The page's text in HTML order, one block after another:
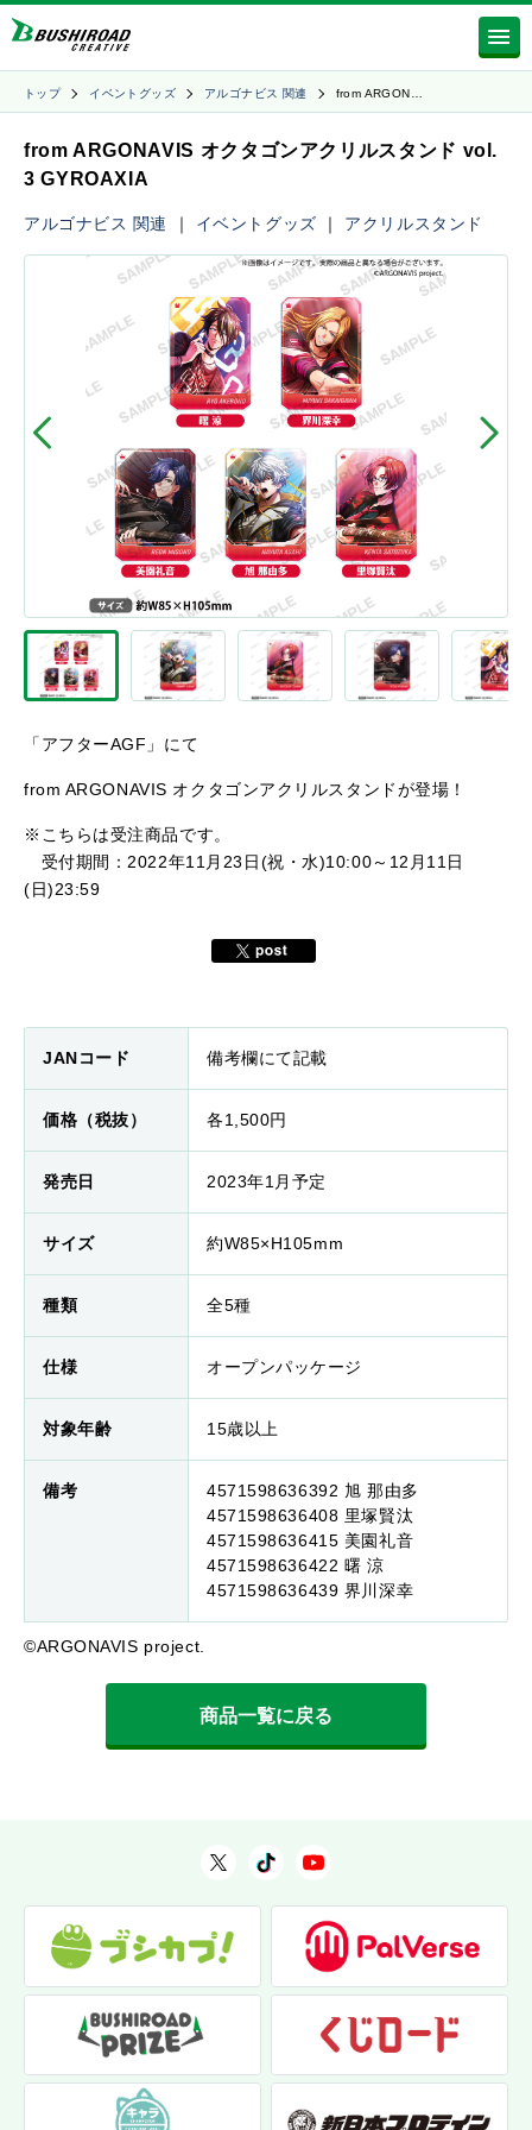
トップ イベントグッズ アルゴナビス 関連 from ARGON…
from ARGONAVIS オクタゴンアクリルスタンド vol.
3 GYROAXIA
アルゴナビス 関連 ｜ イベントグッズ ｜ アクリルスタンド
「アフターAGF」にて
from ARGONAVIS オクタゴンアクリルスタンドが登場！
※こちらは受注商品です。
受付期間：2022年11月23日(祝・水)10:00～12月11日
(日)23:59
JANコード 備考欄にて記載
価格（税抜） 各1,500円
発売日 2023年1月予定
サイズ 約W85×H105mm
種類 全5種
仕様 オープンパッケージ
対象年齢 15歳以上
備考
4571598636392 旭 那由多
4571598636408 里塚賢汰
4571598636415 美園礼音
4571598636422 曙 涼
4571598636439 界川深幸
©ARGONAVIS project.
商品一覧に戻る